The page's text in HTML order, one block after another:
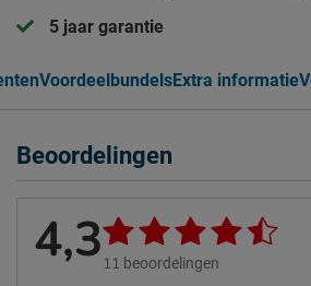
5 jaar garantie
VoordeelbundelsExtra informatie
Beoordelingen
4,3 11 beoordelingen